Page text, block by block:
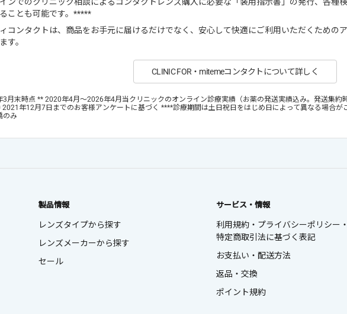
ことも可能です。*****
コンタクトは、商品をお手元に届けるだけでなく、安心して快適にご利用いただくための
す。
CLINIC FOR・mitemeコンタクトについて詳しく
3月末時点 ** 2020年4月～2026年4月当クリニックのオンライン診療実績（お薬の発送実績込み。発送集約
2021年12月7日までのお客様アンケートに基づく ****診療期間は土日祝日をはじめ日によって異なる場合
のみ
製品情報
レンズタイプから探す
レンズメーカーから探す
セール
サービス・情報
利用規約・プライバシーポリシー・
特定商取引法に基づく表記
お支払い・配送方法
返品・交換
ポイント規約